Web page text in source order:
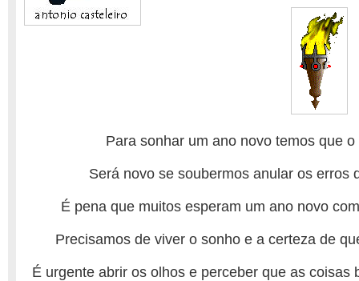
Para sonhar um ano novo temos que o
Será novo se soubermos anular os erros
É pena que muitos esperam um ano novo
Precisamos de viver o sonho e a certeza de
É urgente abrir os olhos e perceber que as coisas